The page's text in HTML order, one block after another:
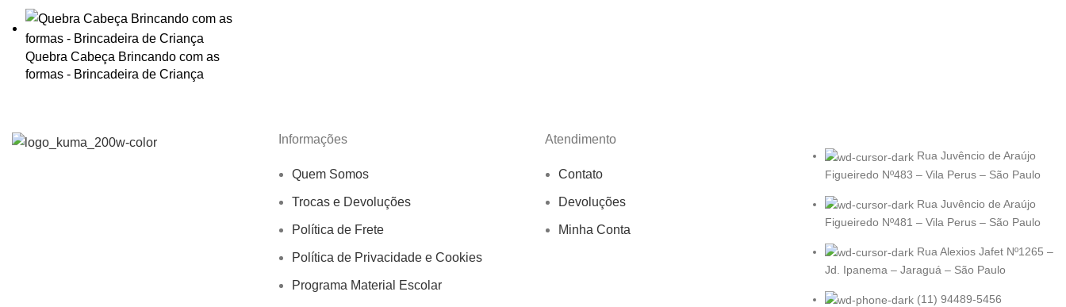
Quebra Cabeça Brincando com as
formas - Brincadeira de Criança
Informações
Quem Somos
Trocas e Devoluções
Política de Frete
Política de Privacidade e Cookies
Programa Material Escolar
Atendimento
Contato
Devoluções
Minha Conta
Rua Juvêncio de Araújo
Figueiredo Nº483 – Vila Perus – São Paulo
Rua Juvêncio de Araújo
Figueiredo Nº481 – Vila Perus – São Paulo
Rua Alexios Jafet Nº1265 –
Jd. Ipanema – Jaraguá – São Paulo
(11) 94489-5456